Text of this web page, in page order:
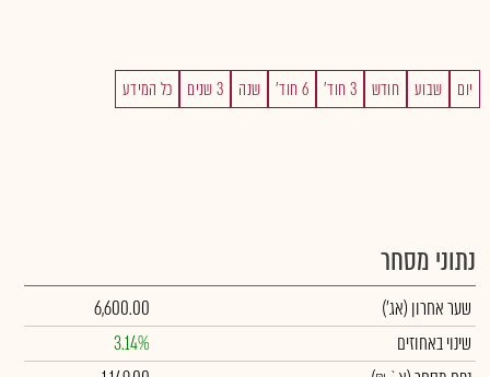
יום שבוע חודש 3 חוד' 6 חוד' שנה 3 שנים כל המידע
נתוני מסחר
שער אחרון (אג')
6,600.00
שינוי באחוזים
3.14%